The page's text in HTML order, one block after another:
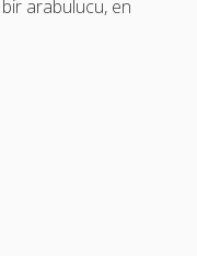
arabulucu, en